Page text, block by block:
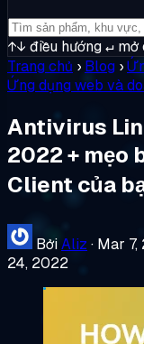
↑↓ điều hướng↵ mở
Trang chủ › Blog ›
Ứng dụng web và
Antivirus
2022 + mẹo
Client của
BởiAliz · Mar
24, 2022